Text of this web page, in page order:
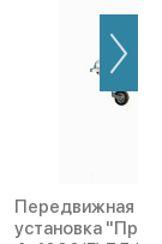
Передвижная
установка